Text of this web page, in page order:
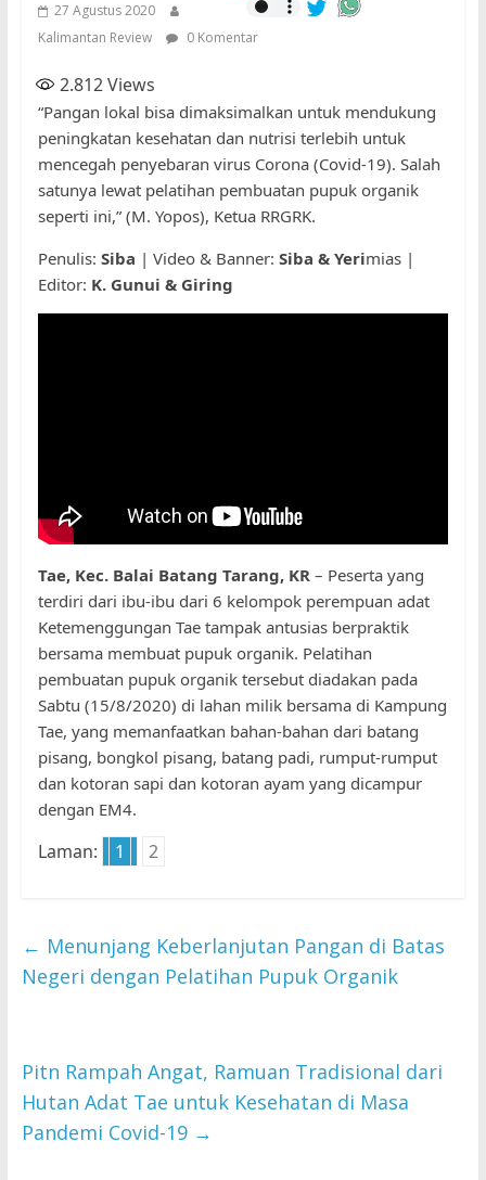
27 Agustus 2020
Kalimantan Review
0 Komentar
2.812Views
“Pangan lokal bisa dimaksimalkan untuk mendukung
peningkatan kesehatan dan nutrisi terlebih untuk
mencegah penyebaran virus Corona (Covid-19). Salah
satunya lewat pelatihan pembuatan pupuk organik
seperti ini,” (M. Yopos), Ketua RRGRK.
Penulis: Siba | Video & Banner: Siba & Yerimias |
Editor: K. Gunui & Giring
Tae, Kec. Balai Batang Tarang, KR– Peserta yang
terdiri dari ibu-ibu dari 6 kelompok perempuan adat
Ketemenggungan Tae tampak antusias berpraktik
bersama membuat pupuk organik. Pelatihan
pembuatan pupuk organik tersebut diadakan pada
Sabtu (15/8/2020) di lahan milik bersama di Kampung
Tae, yang memanfaatkan bahan-bahan dari batang
pisang, bongkol pisang, batang padi, rumput-rumput
dan kotoran sapi dan kotoran ayam yang dicampur
dengan EM4.
Laman: 1 2
← Menunjang Keberlanjutan Pangan di Batas
Negeri dengan Pelatihan Pupuk Organik
Pitn Rampah Angat, Ramuan Tradisional dari
Hutan Adat Tae untuk Kesehatan di Masa
Pandemi Covid-19 →